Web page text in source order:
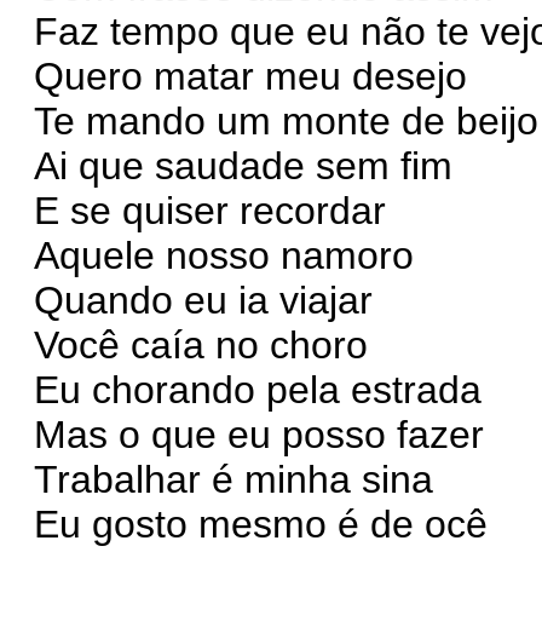
Faz tempo que eu não te
Quero matar meu desejo
Te mando um monte de beijo
Ai que saudade sem fim
E se quiser recordar
Aquele nosso namoro
Quando eu ia viajar
Você caía no choro
Eu chorando pela estrada
Mas o que eu posso fazer
Trabalhar é minha sina
Eu gosto mesmo é de ocê